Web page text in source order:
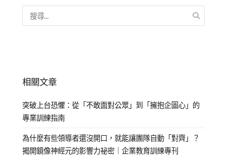
相關文章
突破上台恐懼：從「不敢面對公眾」到「擁抱企圖心」的
專業訓練指南
為什麼有些領導者還沒開口，就能讓團隊自動「對齊」？
揭開鏡像神經元的影響力祕密｜企業教育訓練專刊